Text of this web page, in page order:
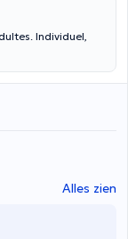
Alles zien